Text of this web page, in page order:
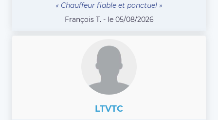
« Chauffeur fiable et ponctuel »
François T. - le 05/08/2026
LTVTC